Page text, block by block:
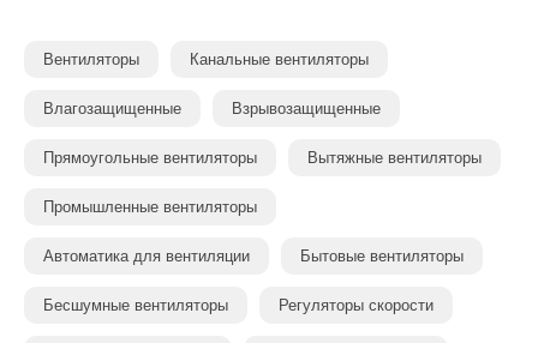
Вентиляторы Канальные вентиляторы
Влагозащищенные Взрывозащищенные
Прямоугольные вентиляторы Вытяжные вентиляторы
Промышленные вентиляторы
Автоматика для вентиляции Бытовые вентиляторы
Бесшумные вентиляторы Регуляторы скорости